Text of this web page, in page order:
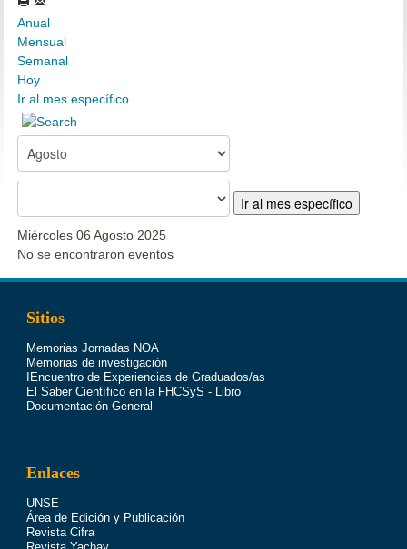
Anual
Mensual
Semanal
Hoy
Ir al mes específico
Ir al mes específico
Miércoles 06 Agosto 2025
No se encontraron eventos
Sitios
Memorias Jornadas NOA
Memorias de investigación
IEncuentro de Experiencias de Graduados/as
El Saber Científico en la FHCSyS - Libro
Documentación General
Enlaces
UNSE
Área de Edición y Publicación
Revista Cifra